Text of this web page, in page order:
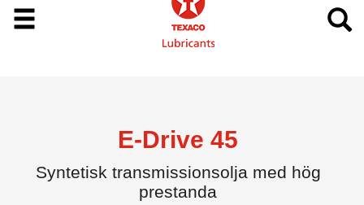
E-Drive 45
Syntetisk transmissionsolja med hög
prestanda